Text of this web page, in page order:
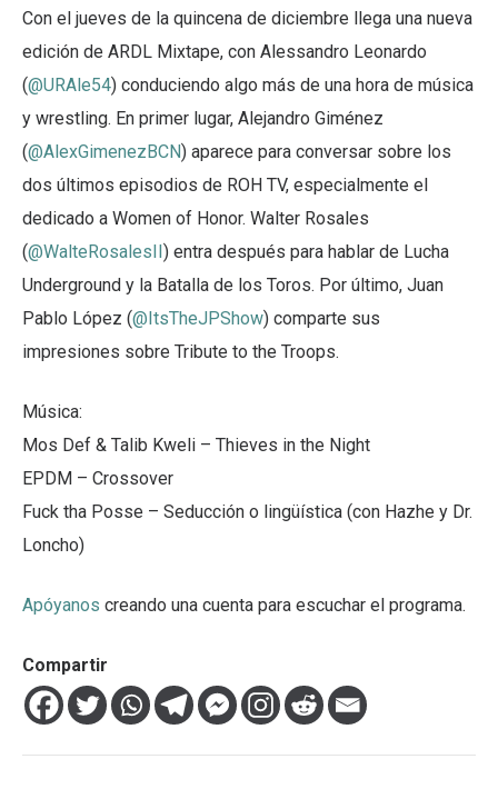
Con el jueves de la quincena de diciembre llega una nueva
edición de ARDL Mixtape, con Alessandro Leonardo
(@URAle54) conduciendo algo más de una hora de música
y wrestling. En primer lugar, Alejandro Giménez
(@AlexGimenezBCN) aparece para conversar sobre los
dos últimos episodios de ROH TV, especialmente el
dedicado a Women of Honor. Walter Rosales
(@WalteRosalesII) entra después para hablar de Lucha
Underground y la Batalla de los Toros. Por último, Juan
Pablo López (@ItsTheJPShow) comparte sus
impresiones sobre Tribute to the Troops.
Música:
Mos Def & Talib Kweli – Thieves in the Night
EPDM – Crossover
Fuck tha Posse – Seducción o lingüística (con Hazhe y Dr.
Loncho)
Apóyanos creando una cuenta para escuchar el programa.
Compartir